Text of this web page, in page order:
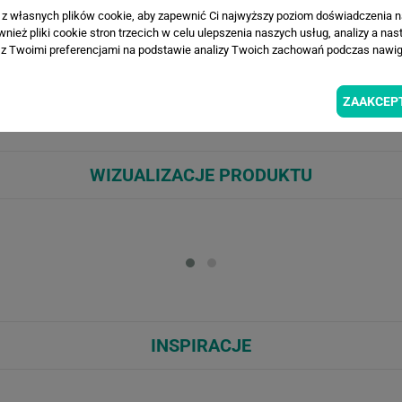
brązów tworzy delikatne, falujące warstwy przypominające
do salonu, sypialni, gabinetu lub strefy relaksu, świetnie
lnem i roślinami. Doskonały wybór, gdy szukasz dekoracji,
WIZUALIZACJE PRODUKTU
INSPIRACJE
własnych plików cookie, aby zapewnić Ci najwyższy poziom doświadczenia
pliki cookie stron trzecich w celu ulepszenia naszych usług, analizy a
Twoimi preferencjami na podstawie analizy Twoich zachowań podczas